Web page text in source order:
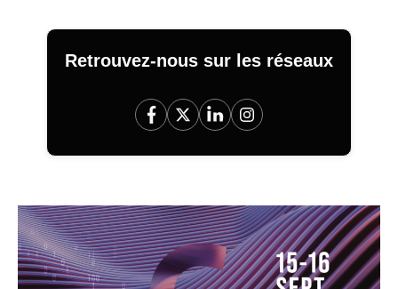
Retrouvez-nous sur les réseaux